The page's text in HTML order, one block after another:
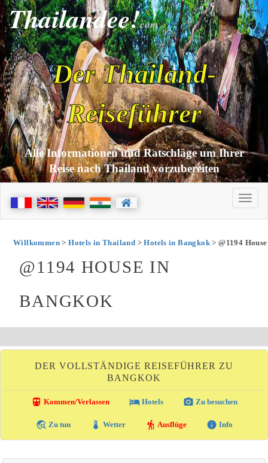
Thailandee!com
Der Thailand-
Reiseführer
Alle Informationen und Ratschläge um Ihrer
Reise nach Thailand vorzubereiten
Willkommen>Hotels in Thailand >Hotels in Bangkok > @1194 House
@1194 HOUSE IN
BANGKOK
DER VOLLSTÄNDIGE REISEFÜHRER ZU
BANGKOK
directions_transit Kommen/Verlassen local_hotelHotels photo_camera Zu besuchen
travel_explore Zu tun thermostat Wetter hiking Ausflüge info Info